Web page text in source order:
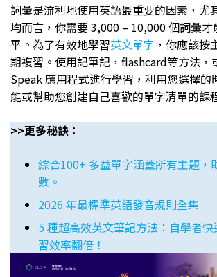
詞彙是流利地使用英語最重要的因素，尤
均而言，你需要 3,000 – 10,000 個詞彙
平。為了有效地學習英文單字 ，你應該按
期複習。使用記筆記，flashcard等方法，
Speak 應用程式進行學習，利用您選擇的
能或幫助您創建自己喜歡的單字清單的課
>>更多秘訣：
綜合100+ 多益單字涵蓋所有主題，
數。
2026 年最標準英語發音規則全集
5 種超高效英文筆記方法：自學者
習效率翻倍！